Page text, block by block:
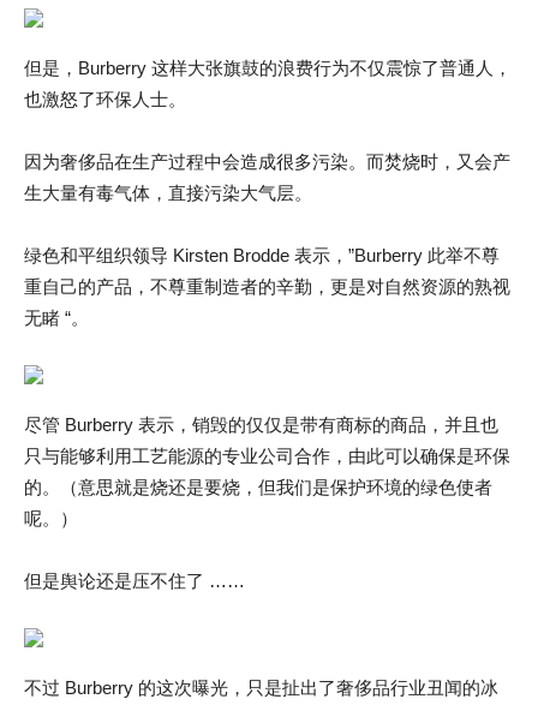
但是，Burberry 这样大张旗鼓的浪费行为不仅震惊了普通人，
也激怒了环保人士。
因为奢侈品在生产过程中会造成很多污染。而焚烧时，又会产
生大量有毒气体，直接污染大气层。
绿色和平组织领导 Kirsten Brodde 表示，”Burberry 此举不尊
重自己的产品，不尊重制造者的辛勤，更是对自然资源的熟视
无睹 “。
尽管 Burberry 表示，销毁的仅仅是带有商标的商品，并且也
只与能够利用工艺能源的专业公司合作，由此可以确保是环保
的。（意思就是烧还是要烧，但我们是保护环境的绿色使者
呢。）
但是舆论还是压不住了 ……
不过 Burberry 的这次曝光，只是扯出了奢侈品行业丑闻的冰